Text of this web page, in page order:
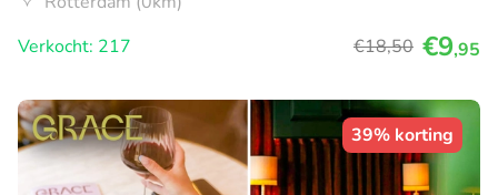
Verkocht: 217
€18,50 €9,95
39% korting